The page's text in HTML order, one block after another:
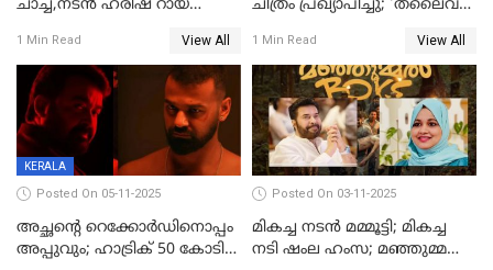
ചാച്ച,നടൻ ഹരീഷ് റായ്
1 Min Read View All
ചിത്രം പ്രഖ്യാപിച്ചു; 'തലൈവർ
1 Min Read View All
KERALA
Posted On 05-11-2025
അച്ഛന്റെ റെക്കോർഡിനൊപ്പം
അപ്പുവും; ഹാട്രിക് 50 കോടി
Posted On 03-11-2025
മികച്ച നടൻ മമ്മൂട്ടി; മികച്ച
നടി ഷംല ഹംസ; മഞ്ഞുമ്മൽ